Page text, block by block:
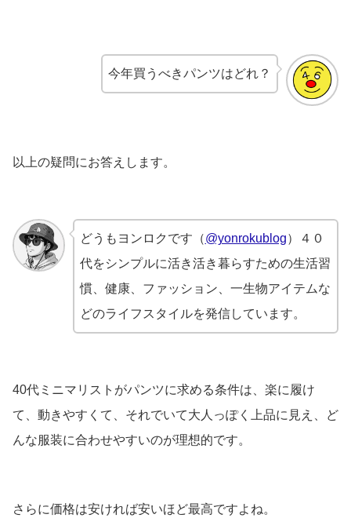
今年買うべきパンツはどれ？
以上の疑問にお答えします。
どうもヨンロクです（@yonrokublog）４０
代をシンプルに活き活き暮らすための生活習
慣、健康、ファッション、一生物アイテムな
どのライフスタイルを発信しています。
40代ミニマリストがパンツに求める条件は、楽に履け
て、動きやすくて、それでいて大人っぽく上品に見え、ど
んな服装に合わせやすいのが理想的です。
さらに価格は安ければ安いほど最高ですよね。